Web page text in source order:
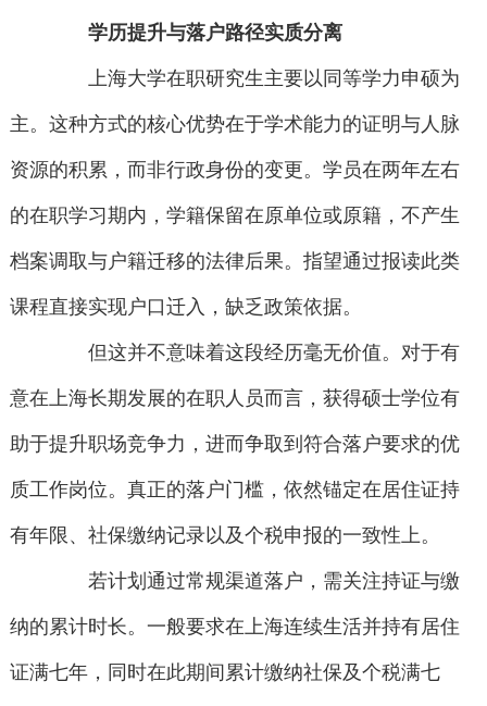
学历提升与落户路径实质分离
上海大学在职研究生主要以同等学力申硕为
主。这种方式的核心优势在于学术能力的证明与人脉
资源的积累，而非行政身份的变更。学员在两年左右
的在职学习期内，学籍保留在原单位或原籍，不产生
档案调取与户籍迁移的法律后果。指望通过报读此类
课程直接实现户口迁入，缺乏政策依据。
但这并不意味着这段经历毫无价值。对于有
意在上海长期发展的在职人员而言，获得硕士学位有
助于提升职场竞争力，进而争取到符合落户要求的优
质工作岗位。真正的落户门槛，依然锚定在居住证持
有年限、社保缴纳记录以及个税申报的一致性上。
若计划通过常规渠道落户，需关注持证与缴
纳的累计时长。一般要求在上海连续生活并持有居住
证满七年，同时在此期间累计缴纳社保及个税满七